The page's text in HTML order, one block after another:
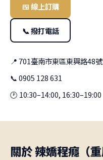
🍱 線上訂購
📞 撥打電話
📍 701臺南市東區東興路48號
📞 0905 128 631
🕐 10:30–14:00, 16:30–19:00
關於 辣嬌程癮（重